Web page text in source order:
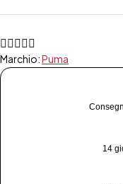
Marchio:Puma
14